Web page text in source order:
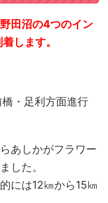
田沼の4つのイン
します。
・足利方面進行
あしかがフラワー
した。
には12㎞から15㎞